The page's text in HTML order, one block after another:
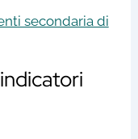
secondaria di